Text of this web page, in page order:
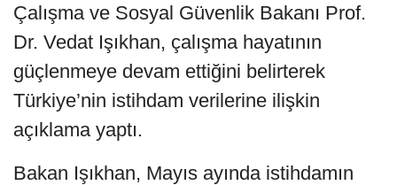
Çalışma ve Sosyal Güvenlik Bakanı Prof.
Dr. Vedat Işıkhan, çalışma hayatının
güçlenmeye devam ettiğini belirterek
Türkiye’nin istihdam verilerine ilişkin
açıklama yaptı.
Bakan Işıkhan, Mayıs ayında istihdamın